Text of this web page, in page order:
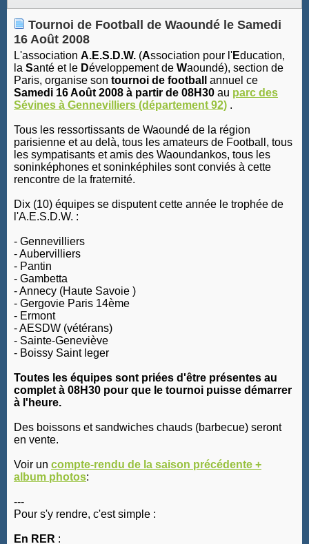
Tournoi de Football de Waoundé le Samedi
16 Août 2008
L'association A.E.S.D.W. (Association pour l'Education,
la Santé et le Développement de Waoundé), section de
Paris, organise son tournoi de football
annuel ce
Samedi 16 Août 2008 à partir de 08H30 au parc des
Sévines à Gennevilliers (département 92) .
Tous les ressortissants de Waoundé de la région
parisienne et au delà, tous les amateurs de Football, tous
les sympatisants et amis des Waoundankos, tous les
soninképhones et soninképhiles sont conviés à cette
rencontre de la fraternité.
Dix (10) équipes se disputent cette année le trophée de
l'A.E.S.D.W. :
- Gennevilliers
- Aubervilliers
- Pantin
- Gambetta
- Annecy (Haute Savoie )
- Gergovie Paris 14ème
- Ermont
- AESDW (vétérans)
- Sainte-Geneviève
- Boissy Saint leger
Toutes les équipes sont priées d'être présentes au
complet à 08H30 pour que le tournoi puisse démarrer
à l'heure.
Des boissons et sandwiches chauds (barbecue) seront
en vente.
Voir un compte-rendu de la saison précédente +
album photos:
---
Pour s'y rendre, c'est simple :
En RER :